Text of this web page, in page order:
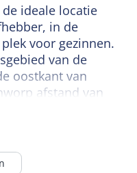
meer
ideale locatie
in de
voor gezinnen.
van de
oostkant van
afstand van
want op